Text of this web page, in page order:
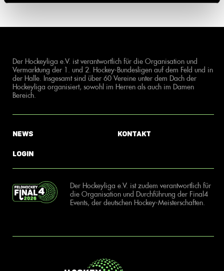
Der Hockeyliga e.V. ist verantwortlich für die Organisation und
Vermarktung der 1. und 2. Hockey-Bundesligen auf dem Feld und in
der Halle. Insgesamt sind über 60 Vereine unter dem Dach der
Hockeyliga organisiert, sowohl im Herren als auch im Damen
Bereich.
News
Login
Kontakt
Der Hockeyliga e.V. ist zudem verantwortlich für
die Organisation und Durchführung der Final4
Events, der deutschen Hockey-Meisterschaften.